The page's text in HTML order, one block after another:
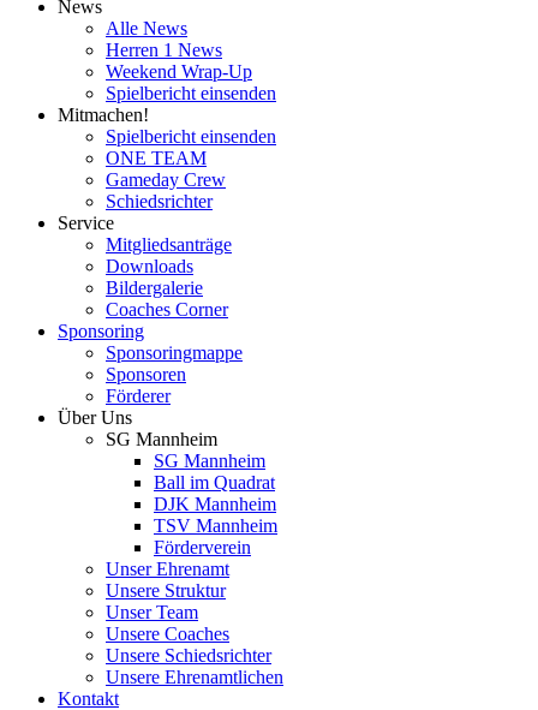
News
Alle News
Herren 1 News
Weekend Wrap-Up
Spielbericht einsenden
Mitmachen!
Spielbericht einsenden
ONE TEAM
Gameday Crew
Schiedsrichter
Service
Mitgliedsanträge
Downloads
Bildergalerie
Coaches Corner
Sponsoring
Sponsoringmappe
Sponsoren
Förderer
Über Uns
SG Mannheim
SG Mannheim
Ball im Quadrat
DJK Mannheim
TSV Mannheim
Förderverein
Unser Ehrenamt
Unsere Struktur
Unser Team
Unsere Coaches
Unsere Schiedsrichter
Unsere Ehrenamtlichen
Kontakt